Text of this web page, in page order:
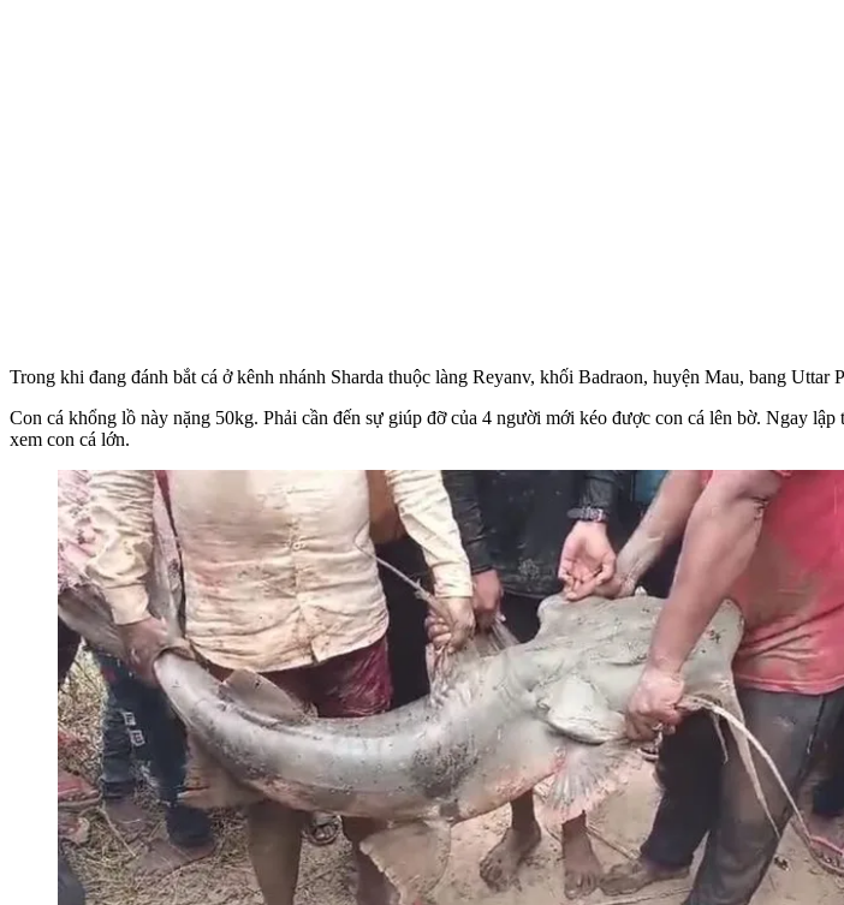
Trong khi đang đánh bắt cá ở kênh nhánh Sharda thuộc làng Reyanv, khối Badraon, huyện Mau, bang
Con cá khổng lồ này nặng 50kg. Phải cần đến sự giúp đỡ của 4 người mới kéo được con cá lên bờ. Ngay lập
xem con cá lớn.